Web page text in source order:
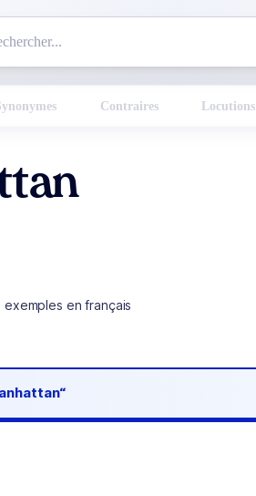
Contraires Locutions
en français